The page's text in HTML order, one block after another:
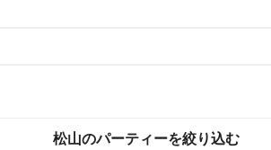
松山のパーティーを絞り込む